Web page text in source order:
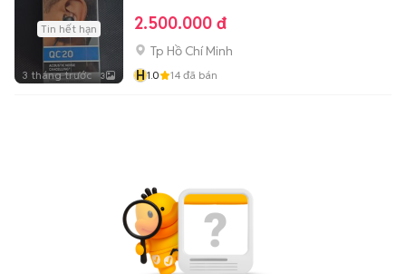
Tin hết hạn
3 tháng trước 3
2.500.000 đ
Tp Hồ Chí Minh
H1.0 14 đã bán